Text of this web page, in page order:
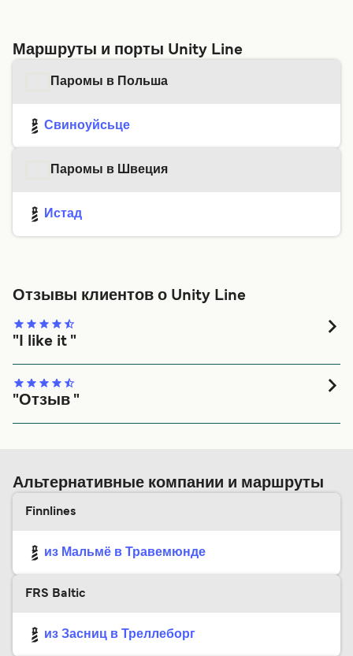
Маршруты и порты Unity Line
Паромы в Польша
Свиноуйсьце
Паромы в Швеция
Истад
Отзывы клиентов о Unity Line
"I like it "
"Отзыв "
Альтернативные компании и маршруты
Finnlines
из Мальмё в Травемюнде
FRS Baltic
из Засниц в Треллеборг